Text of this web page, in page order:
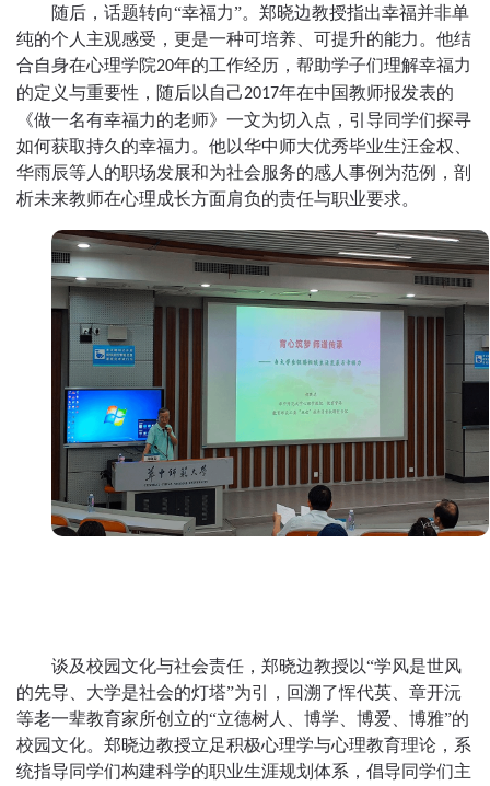
随后，话题转向“幸福力”。郑晓边教授指出幸福并非单
纯的个人 主观感受，更是一种可培养、可提升的能力。他结
合自身在心理学院20年的工作经历， 帮助学子们理解幸福力
的定义与重要性， 随后以自己2017年在中国教师报发表的
《做一名有幸福力的老师》一文为切入点，引导同学们探寻
如何获取持久 的幸福力。他以华中师大优秀毕业生汪金权、
华雨辰等人的职场发展和为社会服务的感人事例为范例 ，剖
析未来教师在心理成长方面肩负的责任与职业要求。
谈及校园文化与社会责任，郑晓边教授 以“学风是世风
的先导
大学是社会的灯塔”为引 ，回溯了恽代英、章开沅
等老一辈教育家所创立的“立德树人 博学、博爱 博雅”的
校园文化。郑晓边教授立足积极心理学与心理教育理论，系
统指导同学们构建科学的职业生涯规划体系，倡导同学们主